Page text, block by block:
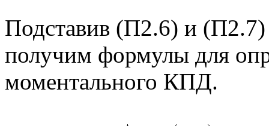
Подставив (П2.6) и
получим формулы для
моментального КПД.